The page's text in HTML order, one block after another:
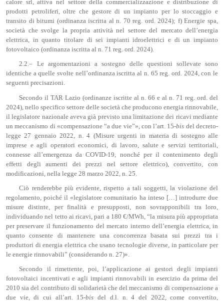
calore srl, attiva nel settore della commercializzazione e distribuzione di
prodotti petroliferi, oltre che gestore di un impianto per lo stoccaggio e
transito di bitumi (ordinanza iscritta al n. 70 reg. ord. 2024); f) Energie spa,
società che svolge la propria attività nel settore del mercato dell’energia
elettrica, in quanto titolare di sei impianti idroelettrici e di un impianto
fotovoltaico (ordinanza iscritta al n. 71 reg. ord. 2024).
2.2.– Le argomentazioni a sostegno delle questioni sollevate sono
identiche a quelle svolte nell’ordinanza iscritta al n. 65 reg. ord. 2024, con le
seguenti precisazioni.
Secondo il TAR Lazio (ordinanze iscritte al n. 66 e al n. 71 reg. ord. del
2024), nello specifico settore delle società che producono energia rinnovabile,
il legislatore nazionale aveva già previsto una limitazione dei ricavi mediante
un meccanismo di «compensazione “a due vie”», con l’art. 15-bis del decreto-
legge 27 gennaio 2022, n. 4 (Misure urgenti in materia di sostegno alle
imprese e agli operatori economici, di lavoro, salute e servizi territoriali,
connesse all’emergenza da COVID-19, nonché per il contenimento degli
effetti degli aumenti dei prezzi nel settore elettrico), convertito, con
modificazioni, nella legge 28 marzo 2022, n. 25.
Ciò renderebbe più evidente, rispetto a tali soggetti, la violazione del
regolamento, poiché il «legislatore comunitario ha inteso […] introdurre due
misure distinte, per finalità e presupposti, non sovrapponibili tra loro,
individuando nel tetto ai ricavi, pari a 180 €/MWh, “la misura più appropriata
per preservare il funzionamento del mercato interno dell’energia elettrica, in
quanto consente di mantenere una concorrenza basata sui prezzi tra i
produttori di energia elettrica che usano tecnologie diverse, in particolare per
le energie rinnovabili” (considerando n. 27)».
Secondo il rimettente, poi, l’applicazione ai gestori degli impianti
fotovoltaici incentivati e agli impianti rinnovabili in esercizio da prima del
2010 sia del contributo di solidarietà che del meccanismo di compensazione a
due vie, di cui all’art. 15-bis del d.l. n. 4 del 2022, come convertito,